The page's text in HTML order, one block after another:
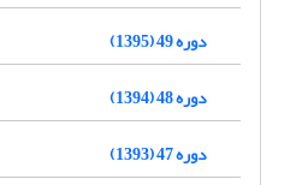
دوره 49 (1395)
دوره 48 (1394)
دوره 47 (1393)